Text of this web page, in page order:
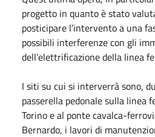
progetto in quanto è stato
posticipare l’intervento a una
possibili interferenze con gli
dell’elettrificazione della linea
I siti su cui si interverrà sono,
passerella pedonale sulla linea
Torino e al ponte cavalca-
Bernardo, i lavori di